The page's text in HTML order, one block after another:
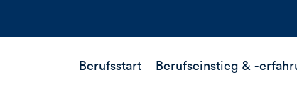
Berufsstart Berufseinstieg & -